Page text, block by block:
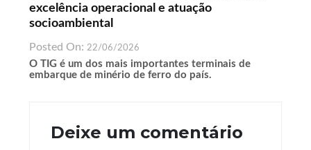
excelência operacional e atuação
socioambiental
Posted On: 22/06/2026
O TIG é um dos mais importantes terminais de
embarque de minério de ferro do país.
Deixe um comentário